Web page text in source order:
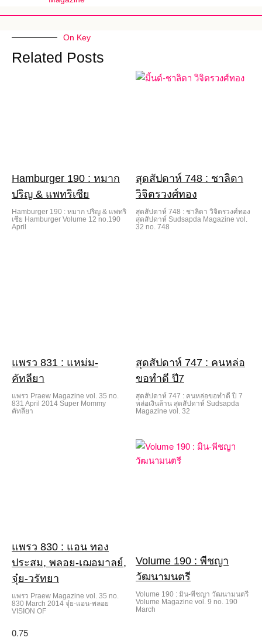
On Key
Related Posts
Hamburger 190 : หมาก
ปริญ & แพทริเซีย
Hamburger 190 : หมาก ปริญ & แพทริ
เซีย Hamburger Volume 12 no.190
April
สุดสัปดาห์ 748 : ชาลิดา
วิจิตรวงศ์ทอง
สุดสัปดาห์ 748 : ชาลิดา วิจิตรวงศ์ทอง
สุดสัปดาห์ Sudsapda Magazine vol.
32 no. 748
แพรว 831 : แหม่ม-
คัทลียา
แพรว Praew Magazine vol. 35 no.
831 April 2014 Super Mommy
คัทลียา
สุดสัปดาห์ 747 : คนหล่อ
ขอทำดี ปี7
สุดสัปดาห์ 747 : คนหล่อขอทำดี ปี 7
หล่อเงินล้าน สุดสัปดาห์ Sudsapda
Magazine vol. 32
แพรว 830 : แอน ทอง
ประสม, พลอย-เฌอมาลย์,
จุ๋ย-วรัทยา
แพรว Praew Magazine vol. 35 no.
830 March 2014 จุ๋ย-แอน-พลอย
VISION OF
Volume 190 : พีชญา
วัฒนามนตรี
Volume 190 : มิน-พีชญา วัฒนามนตรี
Volume Magazine vol. 9 no. 190
March